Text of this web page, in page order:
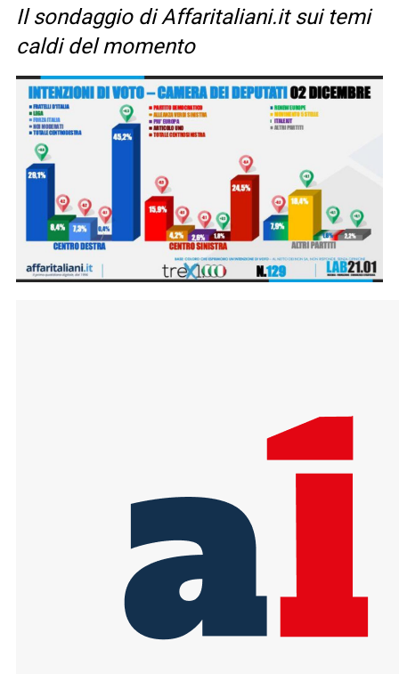
Il sondaggio di Affaritaliani.it sui temi
caldi del momento